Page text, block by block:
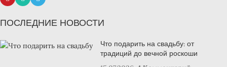
ПОСЛЕДНИЕ НОВОСТИ
Что подарить на свадьбу: от
традиций до вечной роскоши